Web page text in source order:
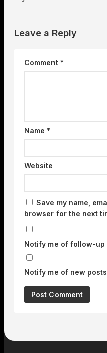
Leave a Reply
Comment *
Name *
Website
Save my name,
browser for the next
Notify me of follow-up
Notify me of new